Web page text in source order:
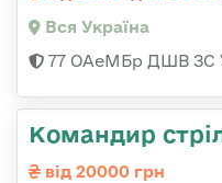
Вся Україна
77 ОАеМБр ДШВ ЗС
Командир
від 20000 грн